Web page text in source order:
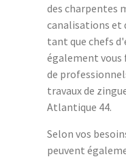
des charpentes
canalisations et
tant que chefs
également vous
de
travaux de
Atlantique 44.
Selon vos
peuvent